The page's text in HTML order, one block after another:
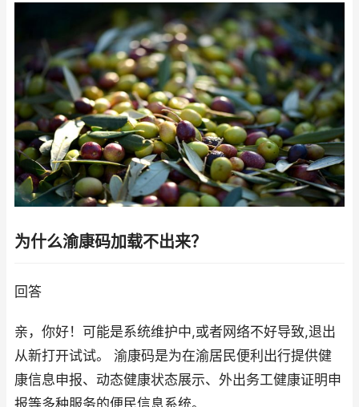
为什么渝康码加载不出来？
回答
亲，你好！可能是系统维护中,或者网络不好导致,退出
从新打开试试。 渝康码是为在渝居民便利出行提供健
康信息申报、动态健康状态展示、外出务工健康证明申